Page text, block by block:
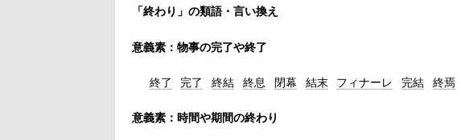
「終わり」の類語・言い換え
意義素：物事の完了や終了
終了 完了 終結 終息 閉幕 結末 フィナーレ 完結 終焉
意義素：時間や期間の終わり